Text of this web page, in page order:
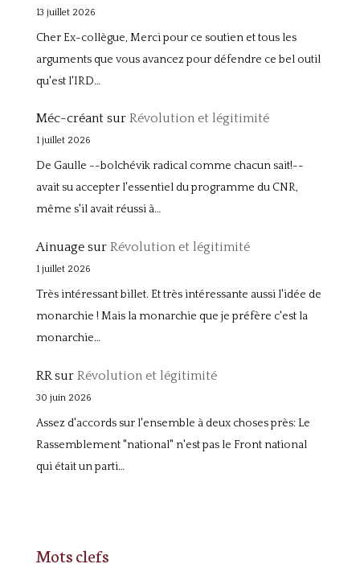
13 juillet 2026
Cher Ex-collègue, Merci pour ce soutien et tous les
arguments que vous avancez pour défendre ce bel outil
qu'est l'IRD…
Méc-créantsur Révolution et légitimité
1 juillet 2026
De Gaulle --bolchévik radical comme chacun sait!--
avait su accepter l'essentiel du programme du CNR,
même s'il avait réussi à…
Ainuagesur Révolution et légitimité
1 juillet 2026
Très intéressant billet. Et très intéressante aussi l'idée de
monarchie ! Mais la monarchie que je préfère c'est la
monarchie…
RRsur Révolution et légitimité
30 juin 2026
Assez d'accords sur l'ensemble à deux choses près: Le
Rassemblement "national" n'est pas le Front national
qui était un parti…
Mots clefs